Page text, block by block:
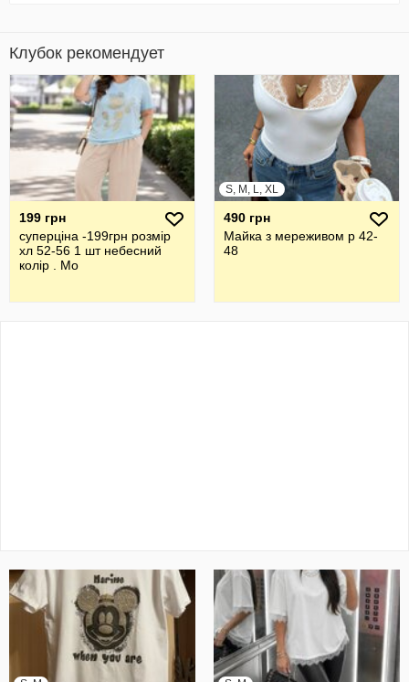
Клубок рекомендует
199 грн
суперціна -199грн розмір
хл 52-56 1 шт небесний
колір . Мо
S, M, L, XL
490 грн
Майка з мереживом р 42-
48